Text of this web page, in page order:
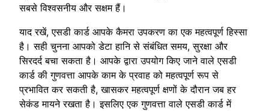
सबसे विश्वसनीय और सक्षम हैं।
याद रखें, एसडी कार्ड आपके कैमरा उपकरण का एक महत्वपूर्ण हिस्सा
है। सही चुनना आपको डेटा हानि से संबंधित समय, सुरक्षा और
सिरदर्द बचा सकता है। आपके द्वारा उपयोग किए जाने वाले एसडी
कार्ड की गुणवत्ता आपके काम के प्रवाह को महत्वपूर्ण रूप से
प्रभावित कर सकती है, खासकर महत्वपूर्ण क्षणों के दौरान जब हर
सेकंड मायने रखता है। इसलिए एक गुणवत्ता वाले एसडी कार्ड में